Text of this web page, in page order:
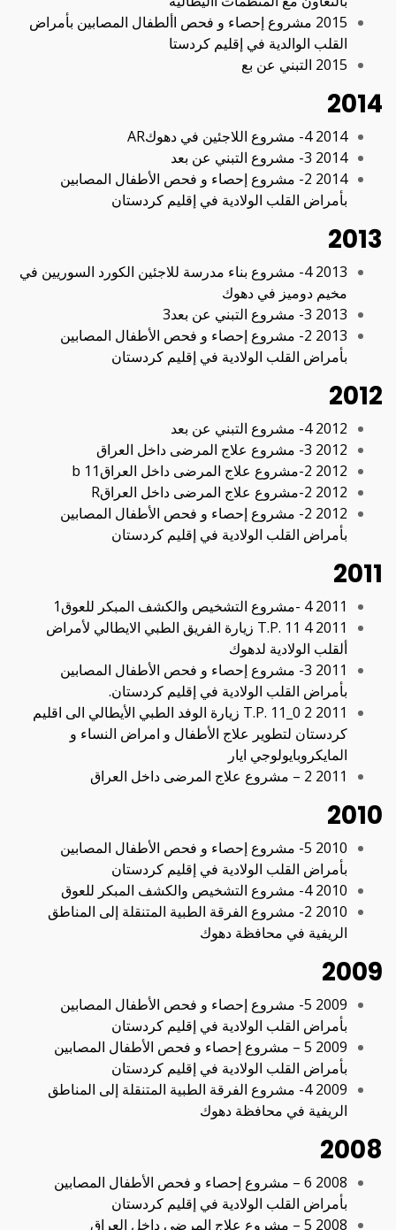
2015 مشروع إحصاء و فحص األطفال المصابين بأمراض
القلب الوالدية في إقليم كردستا
2015 التبني عن بع
2014
2014 4- مشروع اللاجئین في دھوكAR
2014 3- مشروع التبني عن بعد
2014 2- مشروع إحصاء و فحص الأطفال المصابین
بأمراض القلب الولادیة في إقلیم كردستان
2013
2013 4- مشروع بناء مدرسة للاجئین الكورد السوریین في
مخیم دومیز في دھوك
2013 3- مشروع التبني عن بعد3
2013 2- مشروع إحصاء و فحص الأطفال المصابين
بأمراض القلب الولادية في إقليم كردستان
2012
2012 4- مشروع التبني عن بعد
2012 3- مشروع علاج المرضى داخل العراق
2012 2-مشروع علاج المرضى داخل العراقb 11
2012 2-مشروع علاج المرضى داخل العراقR
2012 2- مشروع إحصاء و فحص الأطفال المصابين
بأمراض القلب الولادية في إقليم كردستان
2011
2011 4 -مشروع التشخیص والكشف المبكر للعوق1
2011 4 T.P. 11 زیارة الفریق الطبي الایطالي لأمراض
ألقلب الولادیة لدھوك
2011 3- مشروع إحصاء و فحص الأطفال المصابين
بأمراض القلب الولادية في إقليم كردستان.
2011 2 T.P. 11_0 زیارة الوفد الطبي الأیطالي الى اقلیم
كردستان لتطویر علاج الأطفال و امراض النساء و
المایكروبایولوجي ایار
2011 2 – مشروع علاج المرضى داخل العراق
2010
2010 5- مشروع إحصاء و فحص الأطفال المصابین
بأمراض القلب الولادیة في إقلیم كردستان
2010 4- مشروع التشخیص والكشف المبكر للعوق
2010 2- مشروع الفرقة الطبیة المتنقلة إلى المناطق
الریفیة في محافظة دھوك
2009
2009 5- مشروع إحصاء و فحص الأطفال المصابین
بأمراض القلب الولادیة في إقلیم كردستان
2009 5 – مشروع إحصاء و فحص الأطفال المصابین
بأمراض القلب الولادیة في إقلیم كردستان
2009 4- مشروع الفرقة الطبیة المتنقلة إلى المناطق
الریفیة في محافظة دھوك
2008
2008 6 – مشروع إحصاء و فحص الأطفال المصابین
بأمراض القلب الولادیة في إقلیم كردستان
2008 5 – مشروع علاج المرضى داخل العراق